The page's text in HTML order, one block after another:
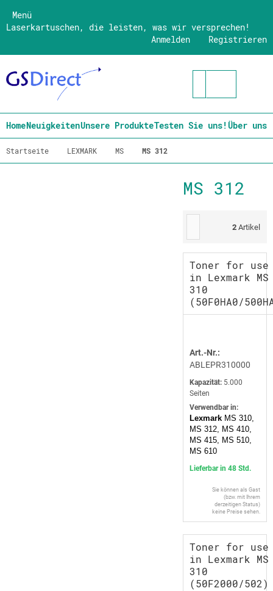
Menü
Laserkartuschen, die leisten, was wir versprechen!
Registrieren
Anmelden
HomeNeuigkeitenUnsere ProdukteTesten Sie uns!Über uns
Startseite LEXMARK MS MS 312
MS 312
2 Artikel
Toner for use
in Lexmark MS
310
(50F0HA0/
Art.-Nr.:
ABLEPR310000
Kapazität: 5.000
Seiten
Verwendbar in:
Lexmark MS 310,
MS 312, MS 410,
MS 415, MS 510,
MS 610
Lieferbar in 48 Std.
Sie können als Gast
(bzw. mit Ihrem
derzeitigen Status)
keine Preise sehen.
Toner for use
in Lexmark MS
310
(50F2000/502)